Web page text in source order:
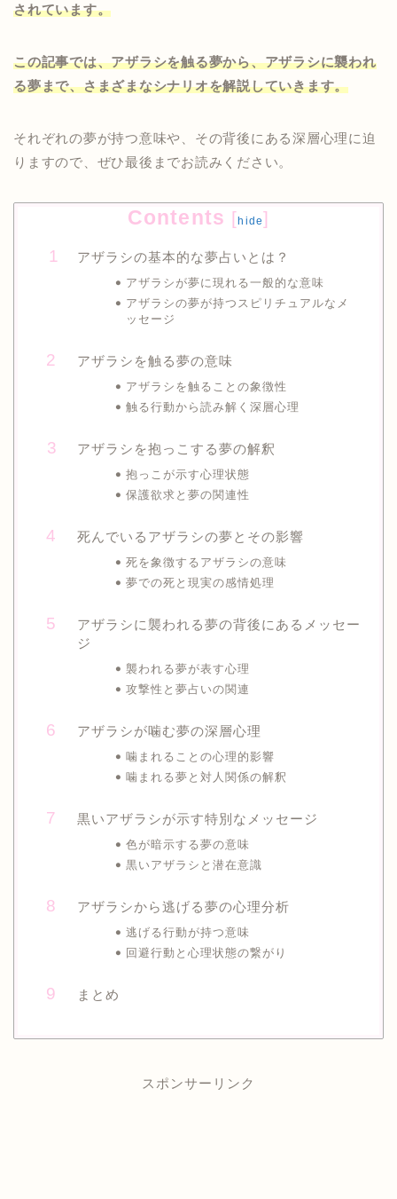
されています。
この記事では、アザラシを触る夢から、アザラシに襲われ
る夢まで、さまざまなシナリオを解説していきます。
それぞれの夢が持つ意味や、その背後にある深層心理に迫
りますので、ぜひ最後までお読みください。
Contents [hide]
アザラシの基本的な夢占いとは？
アザラシが夢に現れる一般的な意味
アザラシの夢が持つスピリチュアルなメ
ッセージ
アザラシを触る夢の意味
アザラシを触ることの象徴性
触る行動から読み解く深層心理
アザラシを抱っこする夢の解釈
抱っこが示す心理状態
保護欲求と夢の関連性
死んでいるアザラシの夢とその影響
死を象徴するアザラシの意味
夢での死と現実の感情処理
アザラシに襲われる夢の背後にあるメッセー
ジ
襲われる夢が表す心理
攻撃性と夢占いの関連
アザラシが噛む夢の深層心理
噛まれることの心理的影響
噛まれる夢と対人関係の解釈
黒いアザラシが示す特別なメッセージ
色が暗示する夢の意味
黒いアザラシと潜在意識
アザラシから逃げる夢の心理分析
逃げる行動が持つ意味
回避行動と心理状態の繋がり
まとめ
スポンサーリンク